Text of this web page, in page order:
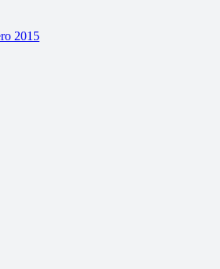
2015